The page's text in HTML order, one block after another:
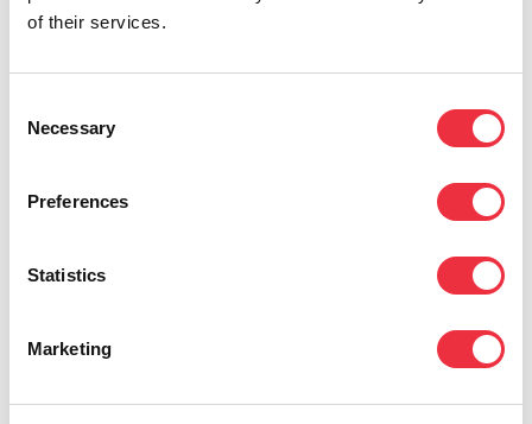
of their services.
Selection
Necessary
Preferences
Statistics
Marketing
Pekka Huttunen